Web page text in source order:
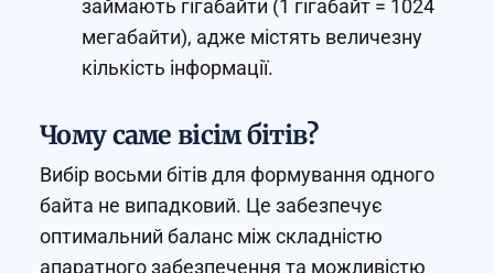
займають гігабайти (1 гігабайт = 1024
мегабайти), адже містять величезну
кількість інформації.
Чому саме вісім бітів?
Вибір восьми бітів для формування одного
байта не випадковий. Це забезпечує
оптимальний баланс між складністю
апаратного забезпечення та можливістю